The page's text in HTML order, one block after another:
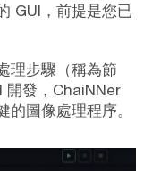
GUI，前提是您已
理步驟（稱為節
開發，ChaiNNer
圖像處理程序。